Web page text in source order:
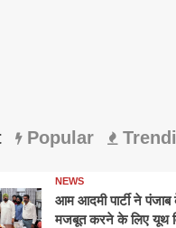
Popular
NEWS
आम आदमी पार्टी ने
मजबूत करने के लिए यूथ